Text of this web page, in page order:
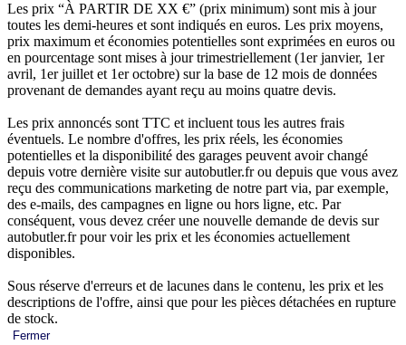
Les prix “À PARTIR DE XX €” (prix minimum) sont mis à jour
toutes les demi-heures et sont indiqués en euros. Les prix moyens,
prix maximum et économies potentielles sont exprimées en euros ou
en pourcentage sont mises à jour trimestriellement (1er janvier, 1er
avril, 1er juillet et 1er octobre) sur la base de 12 mois de données
provenant de demandes ayant reçu au moins quatre devis.
Les prix annoncés sont TTC et incluent tous les autres frais
éventuels. Le nombre d'offres, les prix réels, les économies
potentielles et la disponibilité des garages peuvent avoir changé
depuis votre dernière visite sur autobutler.fr ou depuis que vous avez
reçu des communications marketing de notre part via, par exemple,
des e-mails, des campagnes en ligne ou hors ligne, etc. Par
conséquent, vous devez créer une nouvelle demande de devis sur
autobutler.fr pour voir les prix et les économies actuellement
disponibles.
Sous réserve d'erreurs et de lacunes dans le contenu, les prix et les
descriptions de l'offre, ainsi que pour les pièces détachées en rupture
de stock.
Fermer